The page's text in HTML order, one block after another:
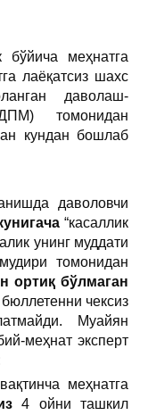
бўйича меҳнатга
лаёқатсиз шахс
даволаш-
томонидан
кундан бошлаб
даволовчи
“касаллик
унинг муддати
томонидан
ортиқ бўлмаган
чексиз
Муайян
меҳнат эксперт
меҳнатга
4 ойни ташкил